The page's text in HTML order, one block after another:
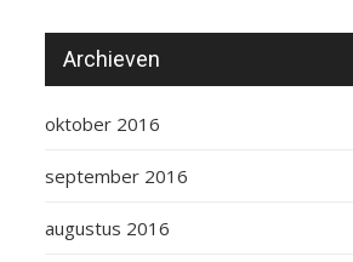
Archieven
oktober 2016
september 2016
augustus 2016